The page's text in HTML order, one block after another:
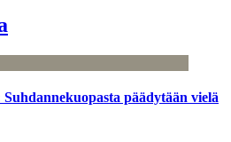
päädytään vielä